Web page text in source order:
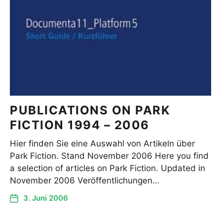
PUBLICATIONS ON PARK
FICTION 1994 – 2006
Hier finden Sie eine Auswahl von Artikeln über
Park Fiction. Stand November 2006 Here you find
a selection of articles on Park Fiction. Updated in
November 2006 Veröffentlichungen…
3. Juni 2006